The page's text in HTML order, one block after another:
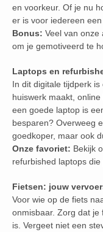
en voorkeur. Of je nu
er is voor iedereen
Bonus: Veel van onze
om je gemotiveerd te
Laptops en
In dit digitale tijdperk
huiswerk maakt,
een goede laptop is
besparen? Overweeg
goedkoper, maar ook
Onze favoriet: Bekijk
refurbished laptops
Fietsen: jouw
Voor wie op de fiets
onmisbaar. Zorg dat je
is. Vergeet niet een